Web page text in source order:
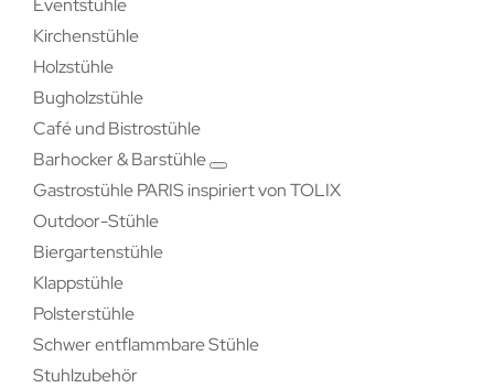
Eventstühle
Kirchenstühle
Holzstühle
Bugholzstühle
Café und Bistrostühle
Barhocker & Barstühle
Gastrostühle PARIS inspiriert von TOLIX
Outdoor-Stühle
Biergartenstühle
Klappstühle
Polsterstühle
Schwer entflammbare Stühle
Stuhlzubehör